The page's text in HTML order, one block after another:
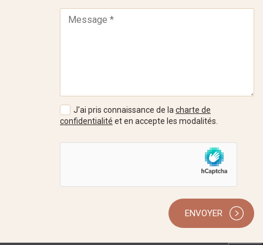
J'ai pris connaissance de lacharte de
confidentialité et en accepte les modalités.
ENVOYER